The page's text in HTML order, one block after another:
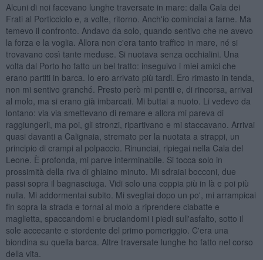
Alcuni di noi facevano lunghe traversate in mare: dalla Cala dei
Frati al Porticciolo e, a volte, ritorno. Anch'io cominciai a farne. Ma
temevo il confronto. Andavo da solo, quando sentivo che ne avevo
la forza e la voglia. Allora non c'era tanto traffico in mare, né si
trovavano così tante meduse. Si nuotava senza occhialini. Una
volta dal Porto ho fatto un bel tratto: inseguivo i miei amici che
erano partiti in barca. Io ero arrivato più tardi. Ero rimasto in tenda,
non mi sentivo granché. Presto però mi pentii e, di rincorsa, arrivai
al molo, ma si erano già imbarcati. Mi buttai a nuoto. Li vedevo da
lontano: via via smettevano di remare e allora mi pareva di
raggiungerli, ma poi, gli stronzi, ripartivano e mi staccavano. Arrivai
quasi davanti a Calignaia, stremato per la nuotata a strappi, un
principio di crampi al polpaccio. Rinunciai, ripiegai nella Cala del
Leone. È profonda, mi parve interminabile. Si tocca solo in
prossimità della riva di ghiaino minuto. Mi sdraiai bocconi, due
passi sopra il bagnasciuga. Vidi solo una coppia più in là e poi più
nulla. Mi addormentai subito. Mi svegliai dopo un po', mi arrampicai
fin sopra la strada e tornai al molo a riprendere ciabatte e
maglietta, spaccandomi e bruciandomi i piedi sull'asfalto, sotto il
sole accecante e stordente del primo pomeriggio. C'era una
biondina su quella barca. Altre traversate lunghe ho fatto nel corso
della vita.